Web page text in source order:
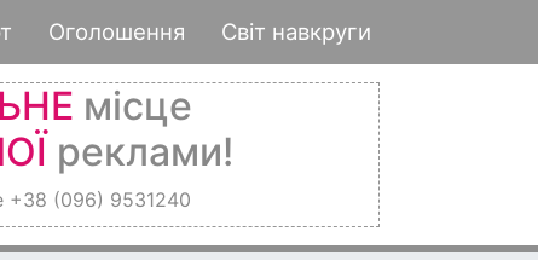
Оголошення Світ навкруги
місце
реклами!
+38 (096) 9531240